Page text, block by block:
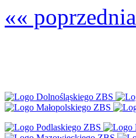
«« poprzednia